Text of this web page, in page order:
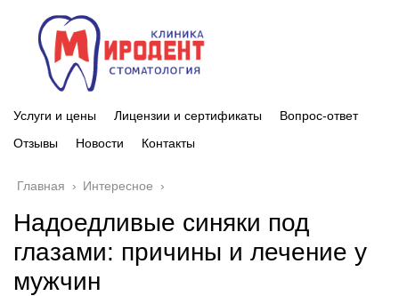
Услуги и цены Лицензии и сертификаты
Вопрос-ответ
Отзывы
Новости Контакты
Главная › Интересное ›
Надоедливые синяки под
глазами: причины и лечение у
мужчин